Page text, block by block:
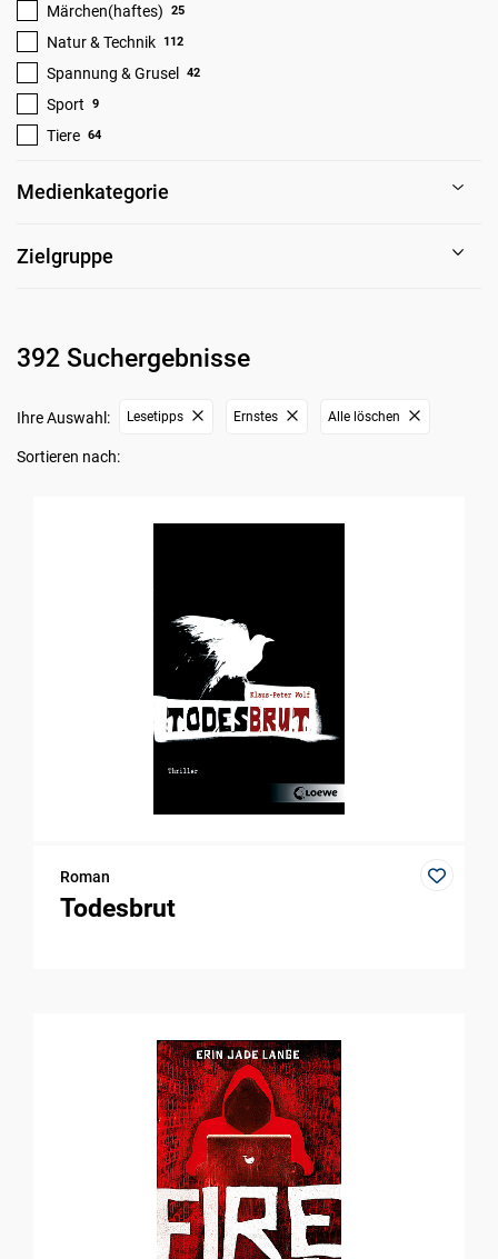
Märchen(haftes) 25
Natur & Technik 112
Spannung & Grusel 42
Sport 9
Tiere 64
Medienkategorie
Zielgruppe
392 Suchergebnisse
Ihre Auswahl: Lesetipps Ernstes Alle löschen
Sortieren nach:
Roman
Todesbrut